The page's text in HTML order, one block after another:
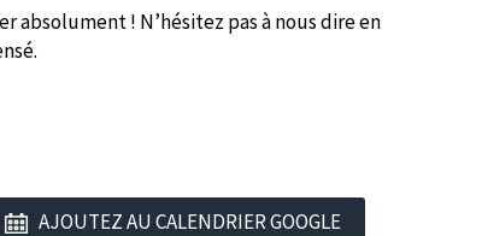
absolument ! N’hésitez pas à nous dire en
AJOUTEZ AU CALENDRIER GOOGLE